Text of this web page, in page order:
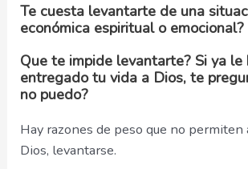
Te cuesta levantarte de una
económica espiritual o emocional?
Que te impide levantarte? Si ya le
entregado tu vida a Dios, te
no puedo?
Hay razones de peso que no permiten
Dios, levantarse.